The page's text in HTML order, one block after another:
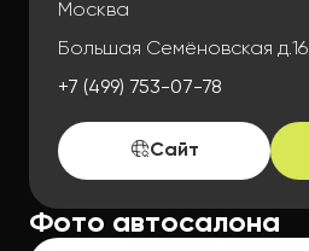
Москва
Большая Семёновская д.16
+7 (499) 753-07-78
Сайт
Фото автосалона